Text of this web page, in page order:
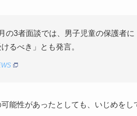
の3者面談では、男子児童の保護者
るべき」とも発言。
能性があったとしても、いじめをし